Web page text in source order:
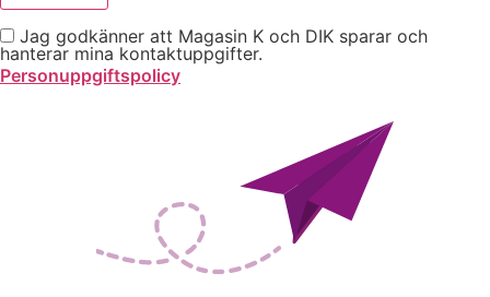
Jag godkänner att Magasin K och DIK sparar och
hanterar mina kontaktuppgifter.
Personuppgiftspolicy